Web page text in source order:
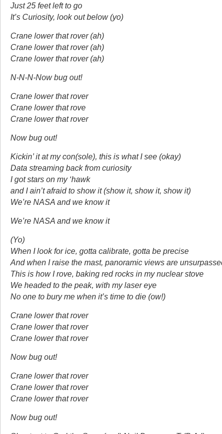
Just 25 feet left to go
It’s Curiosity, look out below (yo)
Crane lower that rover (ah)
Crane lower that rover (ah)
Crane lower that rover (ah)
N-N-N-Now bug out!
Crane lower that rover
Crane lower that rove
Crane lower that rover
Now bug out!
Kickin’ it at my con(sole), this is what I see (okay)
Data streaming back from curiosity
I got stars on my ‘hawk
and I ain’t afraid to show it (show it, show it, show it)
We’re NASA and we know it
We’re NASA and we know it
(Yo)
When I look for ice, gotta calibrate, gotta be precise
And when I raise the mast, panoramic views are
This is how I rove, baking red rocks in my nuclear stove
We headed to the peak, with my laser eye
No one to bury me when it’s time to die (ow!)
Crane lower that rover
Crane lower that rover
Crane lower that rover
Now bug out!
Crane lower that rover
Crane lower that rover
Crane lower that rover
Now bug out!